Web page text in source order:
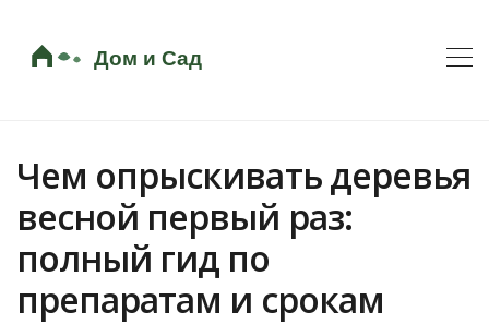
Чем опрыскивать деревья
весной первый раз:
полный гид по
препаратам и срокам